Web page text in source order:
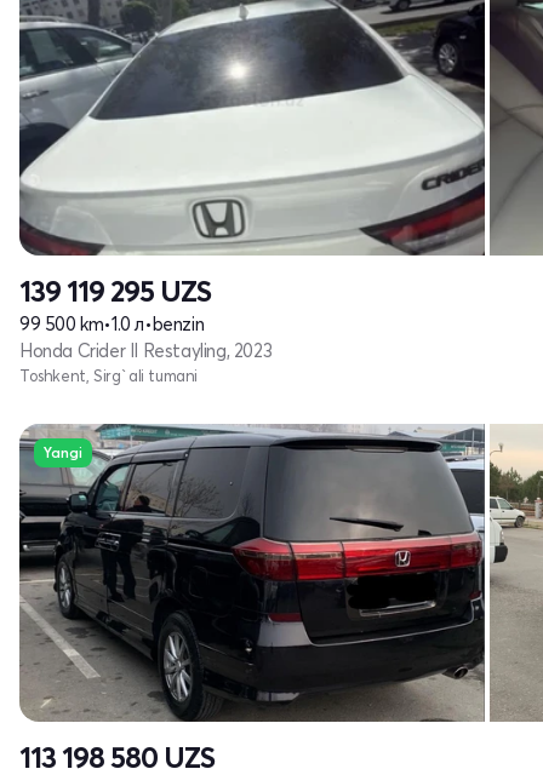
139 119 295 UZS
99 500 km•1.0 л•benzin
Honda Crider II Restayling, 2023
Toshkent, Sirg`ali tumani
Yangi
113 198 580 UZS